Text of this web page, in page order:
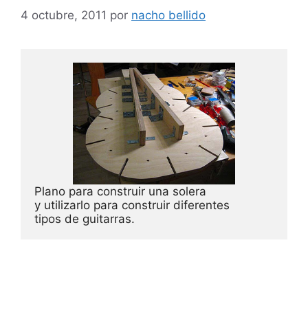
4 octubre, 2011 por nacho bellido
Plano para construir una solera
y utilizarlo para construir diferentes
tipos de guitarras.